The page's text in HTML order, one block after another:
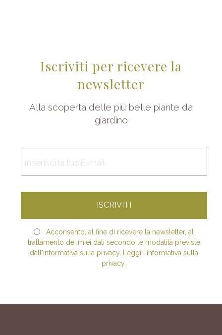
Iscriviti per ricevere la
newsletter
Alla scoperta delle più belle piante da
giardino
Acconsento, al fine di ricevere la newsletter, al
trattamento dei miei dati secondo le modalità previste
dall'informativa sulla privacy. Leggi l'informativa sulla
privacy.